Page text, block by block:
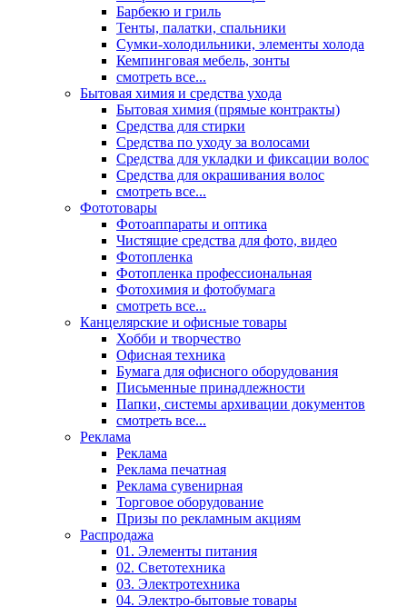
Барбекю и гриль
Тенты, палатки, спальники
Сумки-холодильники, элементы холода
Кемпинговая мебель, зонты
смотреть все...
Бытовая химия и средства ухода
Бытовая химия (прямые контракты)
Средства для стирки
Средства по уходу за волосами
Средства для укладки и фиксации волос
Средства для окрашивания волос
смотреть все...
Фототовары
Фотоаппараты и оптика
Чистящие средства для фото, видео
Фотопленка
Фотопленка профессиональная
Фотохимия и фотобумага
смотреть все...
Канцелярские и офисные товары
Хобби и творчество
Офисная техника
Бумага для офисного оборудования
Письменные принадлежности
Папки, системы архивации документов
смотреть все...
Реклама
Реклама
Реклама печатная
Реклама сувенирная
Торговое оборудование
Призы по рекламным акциям
Распродажа
01. Элементы питания
02. Светотехника
03. Электротехника
04. Электро-бытовые товары